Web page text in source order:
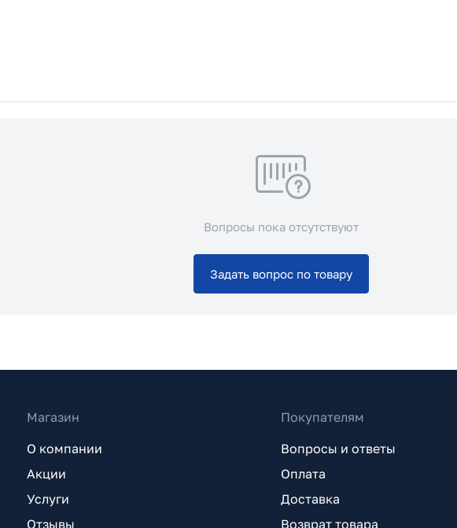
Вопросы пока отсутствуют
Задать вопрос по товару
Магазин
О компании
Акции
Услуги
Отзывы
Покупателям
Вопросы и ответы
Оплата
Доставка
Возврат товара